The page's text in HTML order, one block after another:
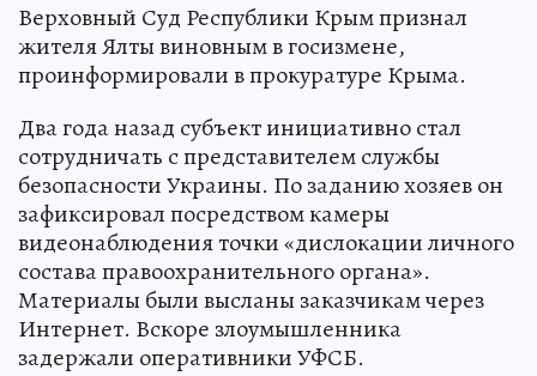
Верховный Суд Республики Крым признал
жителя Ялты виновным в госизмене,
проинформировали в прокуратуре Крыма.
Два года назад субъект инициативно стал
сотрудничать с представителем службы
безопасности Украины. По заданию хозяев он
зафиксировал посредством камеры
видеонаблюдения точки «дислокации личного
состава правоохранительного органа».
Материалы были высланы заказчикам через
Интернет. Вскоре злоумышленника
задержали оперативники УФСБ.